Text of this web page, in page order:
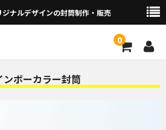
ジナルデザインの封筒制作・販売
0
ンボーカラー封筒